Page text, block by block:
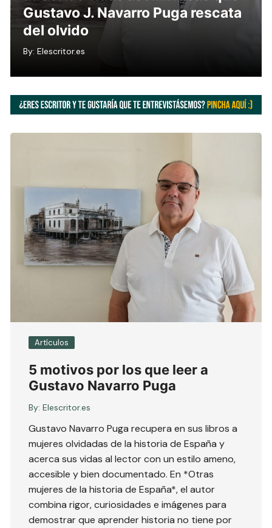
espejo: el libro que desmonta la
solemnidad del arte
By: Elescritor.es
Artículos
5 motivos por los que leer a
Gustavo Navarro Puga
By: Elescritor.es
Gustavo Navarro Puga recupera en sus libros a
mujeres olvidadas de la historia de España y
acerca sus vidas al lector con un estilo ameno,
accesible y bien documentado. En *Otras
mujeres de la historia de España*, el autor
combina rigor, curiosidades e imágenes para
demostrar que aprender historia no tiene por